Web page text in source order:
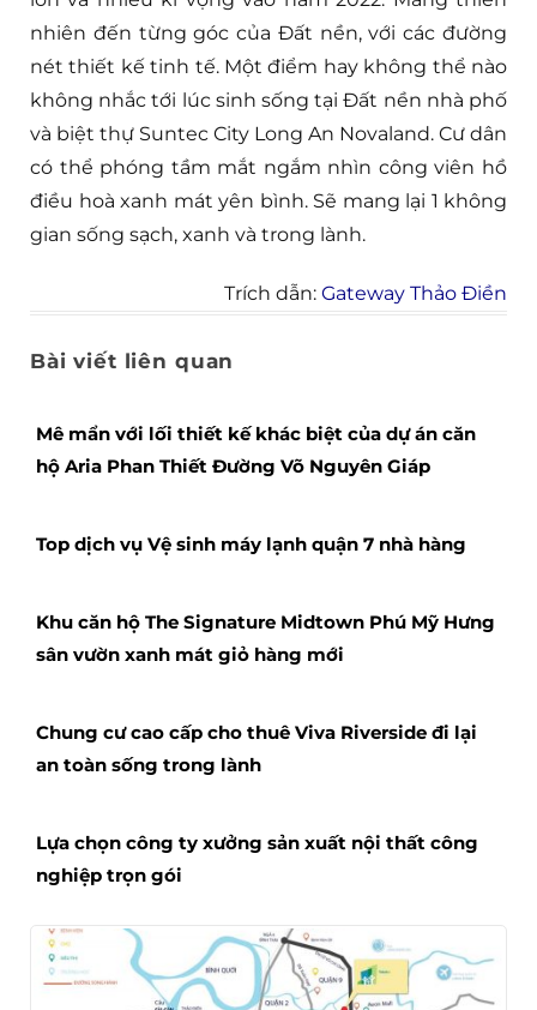
nhiên đến từng góc của Đất nền, với các đường
nét thiết kế tinh tế. Một điểm hay không thể nào
không nhắc tới lúc sinh sống tại Đất nền nhà phố
và biệt thự Suntec City Long An Novaland. Cư dân
có thể phóng tầm mắt ngắm nhìn công viên hồ
điều hoà xanh mát yên bình. Sẽ mang lại 1 không
gian sống sạch, xanh và trong lành.
Trích dẫn: Gateway Thảo Điền
Bài viết liên quan
Mê mẩn với lối thiết kế khác biệt của dự án căn
hộ Aria Phan Thiết Đường Võ Nguyên Giáp
Top dịch vụ Vệ sinh máy lạnh quận 7 nhà hàng
Khu căn hộ The Signature Midtown Phú Mỹ Hưng
sân vườn xanh mát giỏ hàng mới
Chung cư cao cấp cho thuê Viva Riverside đi lại
an toàn sống trong lành
Lựa chọn công ty xưởng sản xuất nội thất công
nghiệp trọn gói